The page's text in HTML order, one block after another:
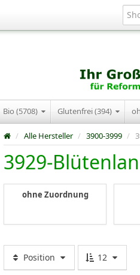
Bio (5708) Glutenfrei (394)
/ Alle Hersteller / 3900-3999 /
3929-
ohne Zuordnung
Position 12